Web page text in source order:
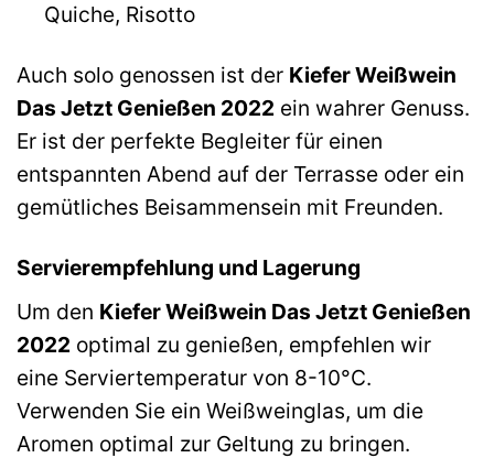
Quiche, Risotto
Auch solo genossen ist der Kiefer Weißwein
Das Jetzt Genießen 2022 ein wahrer Genuss.
Er ist der perfekte Begleiter für einen
entspannten Abend auf der Terrasse oder ein
gemütliches Beisammensein mit Freunden.
Servierempfehlung und Lagerung
Um den Kiefer Weißwein Das Jetzt Genießen
2022 optimal zu genießen, empfehlen wir
eine Serviertemperatur von 8-10°C.
Verwenden Sie ein Weißweinglas, um die
Aromen optimal zur Geltung zu bringen.